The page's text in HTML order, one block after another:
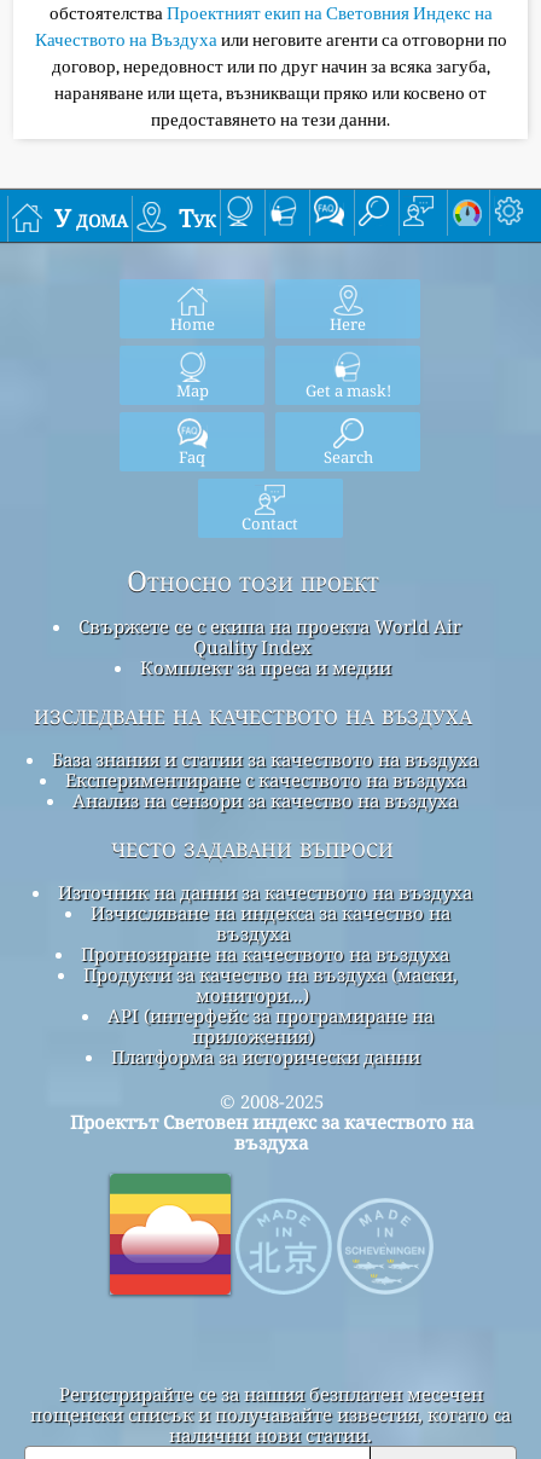
обстоятелстваПроектният екип на Световния Индекс на
Качеството на Въздухаили неговите агенти са отговорни по
договор, нередовност или по друг начин за всяка загуба,
нараняване или щета, възникващи пряко или косвено от
предоставянето на тези данни.
У дома Тук
Home Here
Map Get a mask!
Faq Search
Contact
Относно този проект
Свържете се с екипа на проекта World Air
Quality Index
Комплект за преса и медии
изследване на качеството на въздуха
База знания и статии за качеството на въздуха
Експериментиране с качеството на въздуха
Анализ на сензори за качество на въздуха
често задавани въпроси
Източник на данни за качеството на въздуха
Изчисляване на индекса за качество на
въздуха
Прогнозиране на качеството на въздуха
Продукти за качество на въздуха (маски,
монитори...)
API (интерфейс за програмиране на
приложения)
Платформа за исторически данни
© 2008-2025
Проектът Световен индекс за качеството на
въздуха
Регистрирайте се за нашия безплатен месечен
пощенски списък и получавайте известия, когато са
налични нови статии.